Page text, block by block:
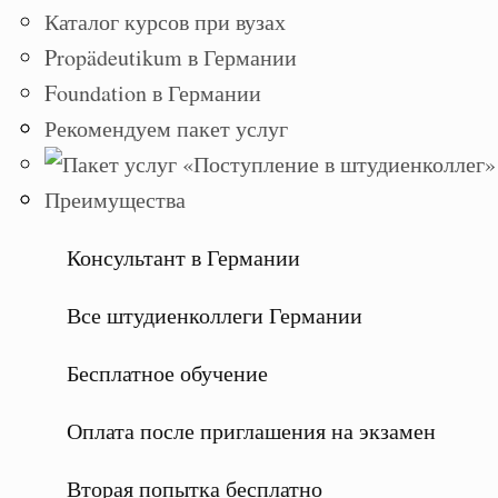
Каталог курсов при вузах
Propädeutikum в Германии
Foundation в Германии
Рекомендуем пакет услуг
Преимущества
Консультант в Германии
Все штудиенколлеги Германии
Бесплатное обучение
Оплата после приглашения на экзамен
Вторая попытка бесплатно